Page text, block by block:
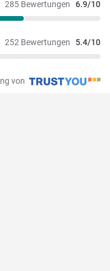
285 Bewertungen 6.9/10
252 Bewertungen 5.4/10
von